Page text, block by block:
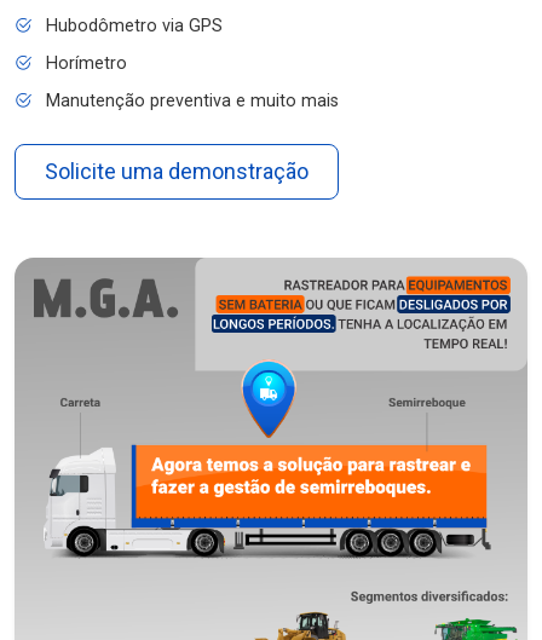
Hubodômetro via GPS
Horímetro
Manutenção preventiva e muito mais
Solicite uma demonstração